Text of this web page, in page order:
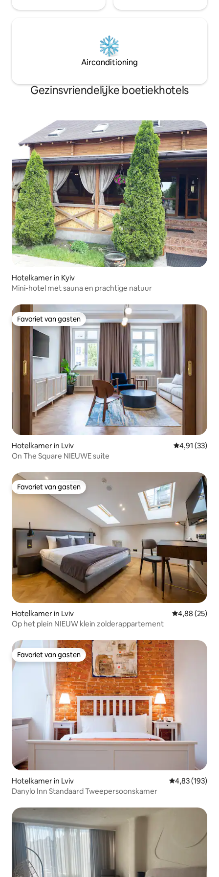
Airconditioning
Gezinsvriendelijke boetiekhotels
Hotelkamer in Kyiv
Mini-hotel met sauna en prachtige natuur
Favoriet van gasten
Favoriet van gasten
Hotelkamer in Lviv Gemiddelde
4,91 (33)
On The Square NIEUWE suite
Favoriet van gasten
Favoriet van gasten
Hotelkamer in Lviv Gemiddelde
4,88 (25)
Op het plein NIEUW klein zolderappartement
Favoriet van gasten
Favoriet van gasten
Hotelkamer in Lviv Gemiddelde
4,83 (193)
Danylo Inn Standaard Tweepersoonskamer